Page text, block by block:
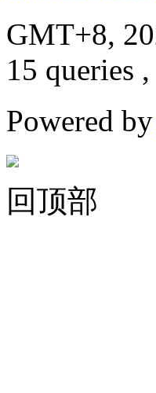
GMT+8,
15 queries
Powered by
回顶部